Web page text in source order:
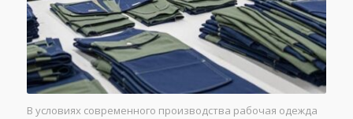
В условиях современного производства рабочая одежда